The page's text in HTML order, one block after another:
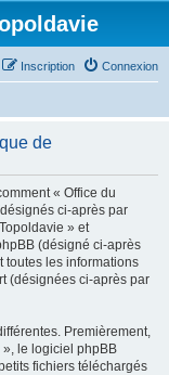
Connexion
Inscription
de
« Office du
ci-après par
» et
(désigné ci-après
toutes les informations
(désignées ci-après par
Premièrement,
le logiciel phpBB
fichiers téléchargés